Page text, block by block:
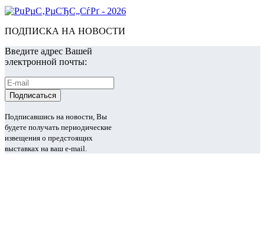
ПОДПИСКА НА НОВОСТИ
Введите адрес Вашей
электронной почты:
Подписавшись на новости, Вы
будете получать периодические
извещения о предстоящих
выставках на ваш e-mail.